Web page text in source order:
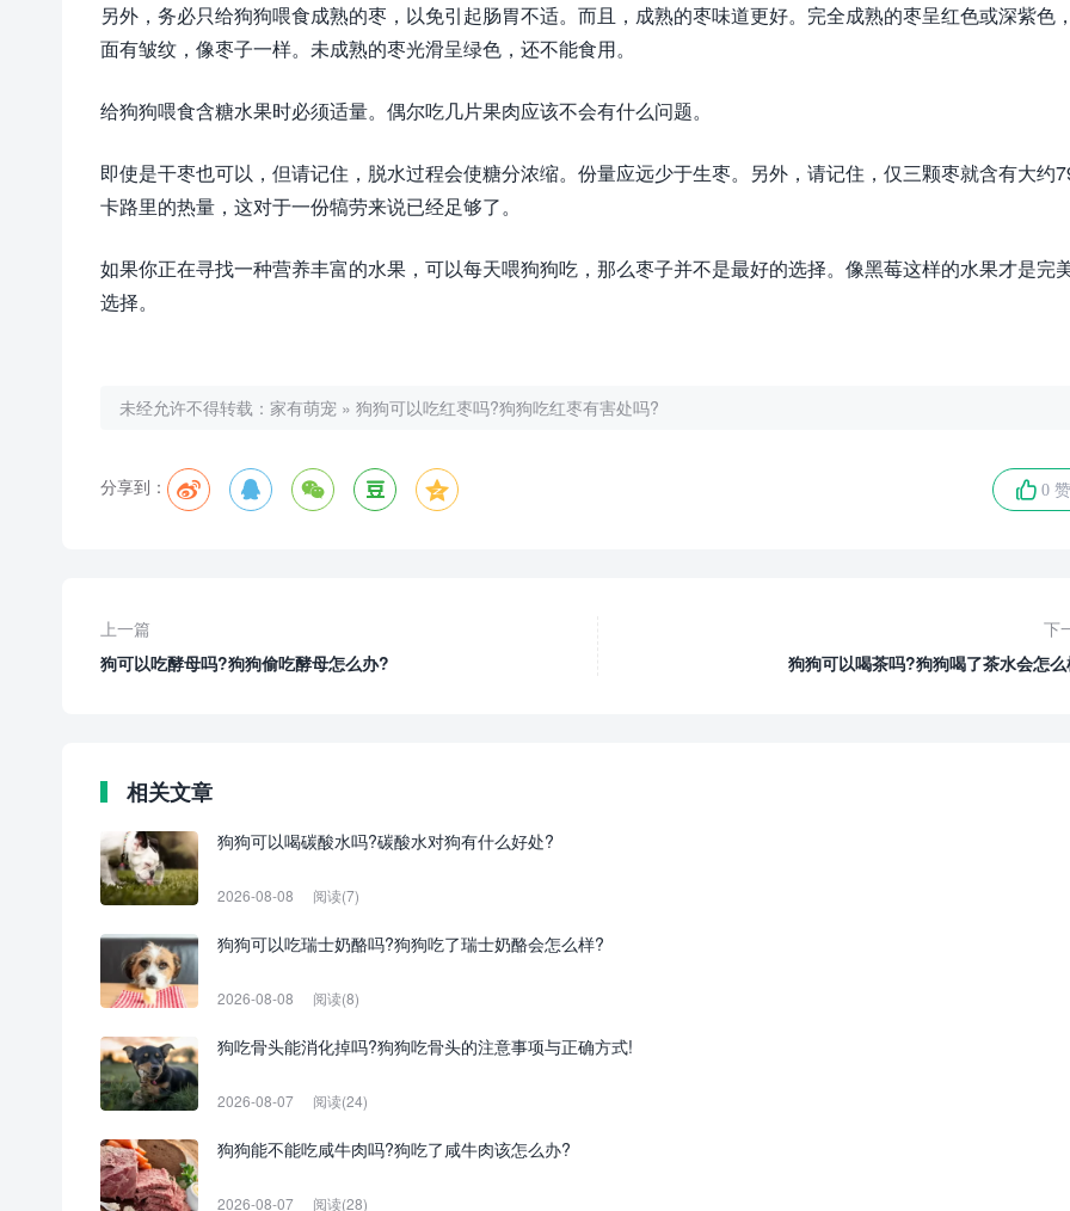
另外，务必只给狗狗喂食成熟的枣，以免引起肠胃不适。而且，成熟的枣味道更好。完全成熟的枣呈红色或深紫色
面有皱纹，像枣子一样。未成熟的枣光滑呈绿色，还不能食用。
给狗狗喂食含糖水果时必须适量。偶尔吃几片果肉应该不会有什么问题。
即使是干枣也可以，但请记住，脱水过程会使糖分浓缩。份量应远少于生枣。另外，请记住，仅三颗枣就含有大约
卡路里的热量，这对于一份犒劳来说已经足够了。
如果你正在寻找一种营养丰富的水果，可以每天喂狗狗吃，那么枣子并不是最好的选择。像黑莓这样的水果才是完
选择。
未经允许不得转载： 家有萌宠 » 狗狗可以吃红枣吗?狗狗吃红枣有害处吗?
分享到： 0 赞
上一篇
狗可以吃酵母吗?狗狗偷吃酵母怎么办?
下
狗狗可以喝茶吗?狗狗喝了茶水会怎
相关文章
狗狗可以喝碳酸水吗?碳酸水对狗有什么好处?
2026-08-08 阅读(7)
狗狗可以吃瑞士奶酪吗?狗狗吃了瑞士奶酪会怎么样?
2026-08-08 阅读(8)
狗吃骨头能消化掉吗?狗狗吃骨头的注意事项与正确方式!
2026-08-07 阅读(24)
狗狗能不能吃咸牛肉吗?狗吃了咸牛肉该怎么办?
2026-08-07 阅读(28)